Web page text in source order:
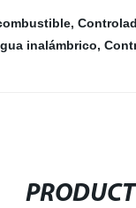
,
inalámbrico,